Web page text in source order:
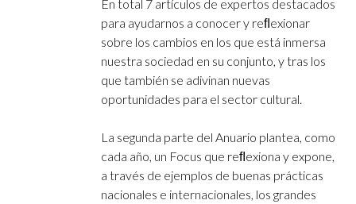
En total 7 artículos de expertos destacados
para ayudarnos a conocer y reﬂexionar
sobre los cambios en los que está inmersa
nuestra sociedad en su conjunto, y tras los
que también se adivinan nuevas
oportunidades para el sector cultural.
La segunda parte del Anuario plantea, como
cada año, un Focus que reﬂexiona y expone,
a través de ejemplos de buenas prácticas
nacionales e internacionales, los grandes